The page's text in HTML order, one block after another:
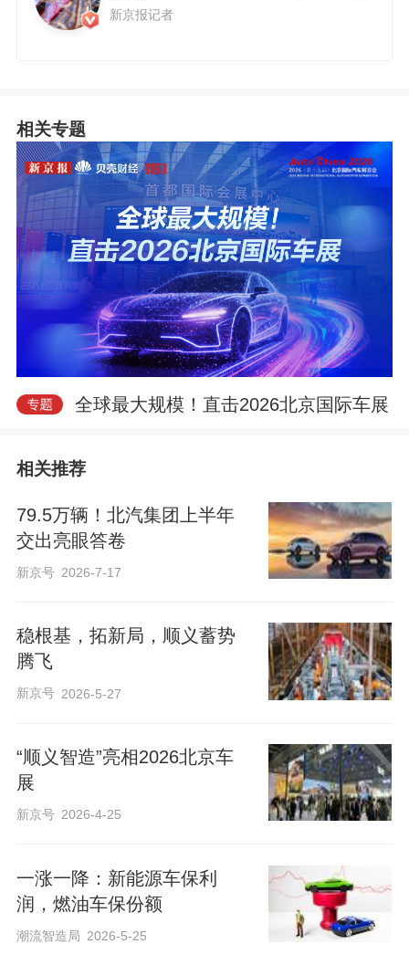
e
o
新京报记者
相关专题
全球最大规模！直击2026北京国际车展
相关推荐
79.5万辆！北汽集团上半年
交出亮眼答卷
新京号 2026-7-17
稳根基，拓新局，顺义蓄势
腾飞
新京号 2026-5-27
“顺义智造”亮相2026北京车
展
新京号 2026-4-25
一涨一降：新能源车保利
润，燃油车保份额
潮流智造局 2026-5-25